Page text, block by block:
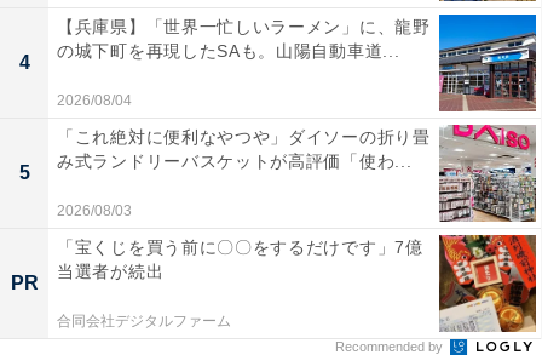
写真左がB館、右がA館
施設はA館とB館に分かれており、かなり大規模。A・B
館は中央改札からすぐ近くの3階アトリウム広場で繋が
4
【兵庫県】「世界一忙しいラーメン」に、龍野
の城下町を再現したSAも。山陽自動車道...
2026/08/04
5
「これ絶対に便利なやつや」ダイソーの折り畳
み式ランドリーバスケットが高評価「使わ...
2026/08/03
PR
「宝くじを買う前に〇〇をするだけです」7億
当選者が続出
合同会社デジタルファーム
Recommended by